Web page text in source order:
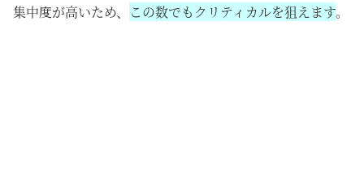
集中度が高いため、
この数でもクリティカルを狙えます。